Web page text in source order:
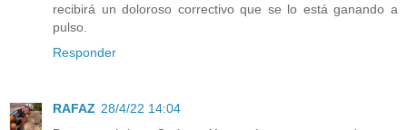
recibirá un doloroso correctivo que se lo está ganando a
pulso.
Responder
RAFAZ 28/4/22 14:04